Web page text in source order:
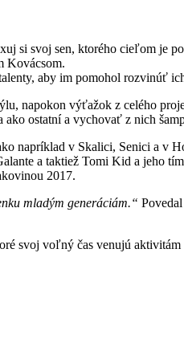
si svoj sen, ktorého cieľom je
Kovácsom.
aby im pomohol rozvinúť
napokon výťažok z celého
ostatní a vychovať z nich
napríklad v Skalici, Senici a v
a taktiež Tomi Kid a jeho
2017.
mladým generáciám.“
svoj voľný čas venujú